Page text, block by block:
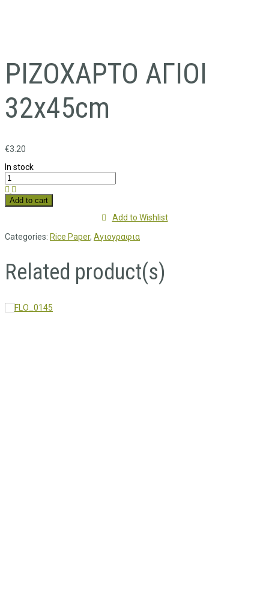
ΡΙΖΟΧΑΡΤΟ ΑΓΙΟΙ
32x45cm
€3.20
In stock
Add to cart
Add to Wishlist
Categories: Rice Paper, Αγιογραφια
Related product(s)